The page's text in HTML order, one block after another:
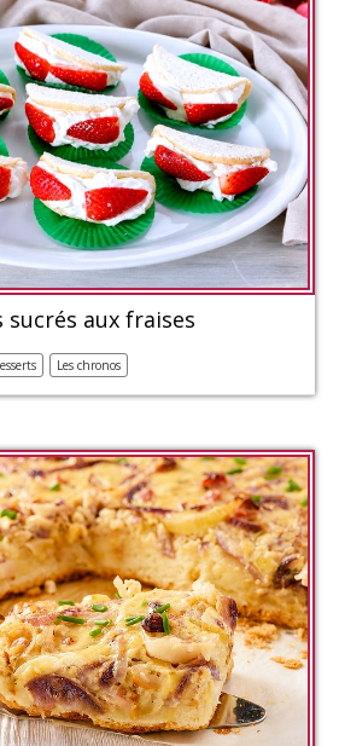
sucrés aux fraises
Les chronos